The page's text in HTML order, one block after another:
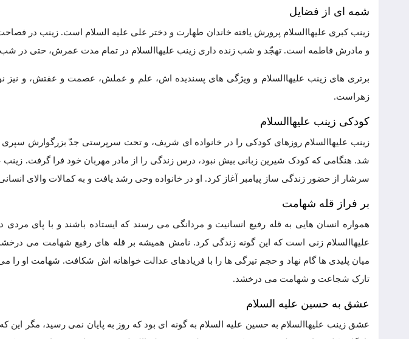
شمه ای از فضایل
زینب کبری علیهاالسلام پرورش یافته خاندان طهارت و دختر علی علیه السلام است. زینب در
و مادرش فاطمه است. تهجّد و شب زنده داری زینب علیهاالسلام در تمام مدت عمرش، حتی در
برتری های زینب علیهاالسلام و ویژگی های پسندیده اش، علم و عملش، عصمت و عفتش، و
زهراست.
کودکی زینب علیهاالسلام
زینب علیهاالسلام روزهای کودکی را در خانواده ای شریف، و تحت سرپرستی جدّ بزرگوارش سپری
شد. هنگامی که کودک شیرین زبانی بیش نبود، درس زندگی را از مادر مهربان خود فرا گرفت. زینب
سرشار از حضور زندگی ساز پیامبر آغاز کرد. او در خانواده وحی رشد یافت و به کمالات والای
بر فراز قله شهامت
همواره انسان هایی به قله رفیع انسانیت و مردانگی می رسند که ایستاده باشند و با پای مردی
علیهاالسلام زنی است که این گونه زندگی کرد. نامش همیشه بر قله های رفیع شهامت می درخشد.
میان پلیدی ها گام نهاد و حجم تیرگی ها را با فریادهای عدالت خواهانه اش شکافت. شهامت او را
تارک شجاعت و شهامت می درخشد.
عشق به حسین علیه السلام
عشق زینب علیهاالسلام به حسین علیه السلام به گونه ای بود که روز به پایان نمی رسید، مگر این که